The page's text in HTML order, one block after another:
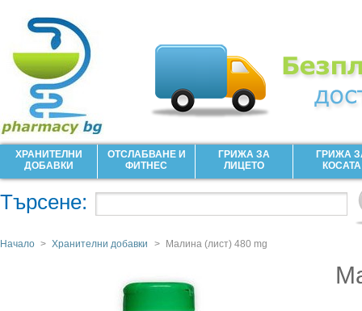
ХРАНИТЕЛНИ
ДОБАВКИ
ОТСЛАБВАНЕ И
ФИТНЕС
ГРИЖА ЗА
ЛИЦЕТО
ГРИЖА
КОСАТА
Търсене:
Начало > Хранителни добавки > Малина (лист) 480 mg